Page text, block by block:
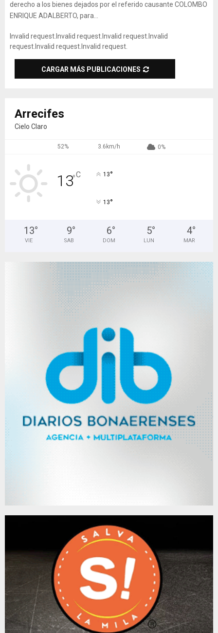
derecho a los bienes dejados por el referido causante COLOMBO
ENRIQUE ADALBERTO, para...
Invalid request. Invalid request. Invalid request. Invalid
request. Invalid request. Invalid request.
CARGAR MÁS PUBLICACIONES
Arrecifes
Cielo Claro
52% 3.6km/h 0%
13°C 13°
13°
13°
VIE
9°
SAB
6°
DOM
5°
LUN
4°
MAR